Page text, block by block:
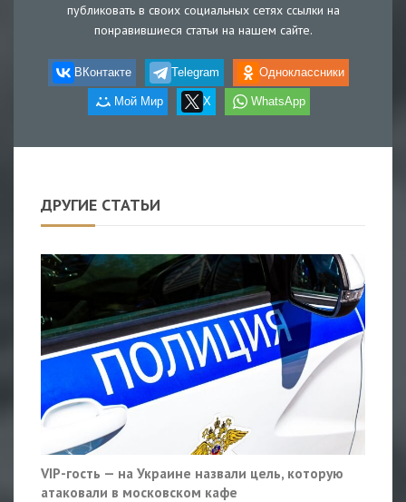
публиковать в своих социальных сетях ссылки на
понравившиеся статьи на нашем сайте.
ВКонтакте Telegram Одноклассники
Мой Мир X WhatsApp
ДРУГИЕ СТАТЬИ
VIP-гость — на Украине назвали цель, которую
атаковали в московском кафе